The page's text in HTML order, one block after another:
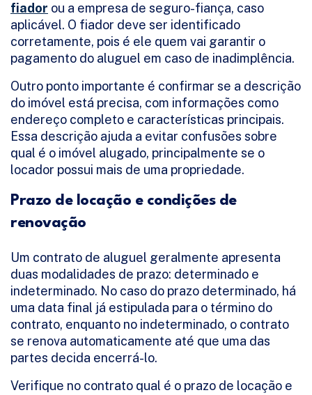
fiador ou a empresa de seguro-fiança, caso
aplicável. O fiador deve ser identificado
corretamente, pois é ele quem vai garantir o
pagamento do aluguel em caso de inadimplência.
Outro ponto importante é confirmar se a descrição
do imóvel está precisa, com informações como
endereço completo e características principais.
Essa descrição ajuda a evitar confusões sobre
qual é o imóvel alugado, principalmente se o
locador possui mais de uma propriedade.
Prazo de locação e condições de
renovação
Um contrato de aluguel geralmente apresenta
duas modalidades de prazo: determinado e
indeterminado. No caso do prazo determinado, há
uma data final já estipulada para o término do
contrato, enquanto no indeterminado, o contrato
se renova automaticamente até que uma das
partes decida encerrá-lo.
Verifique no contrato qual é o prazo de locação e